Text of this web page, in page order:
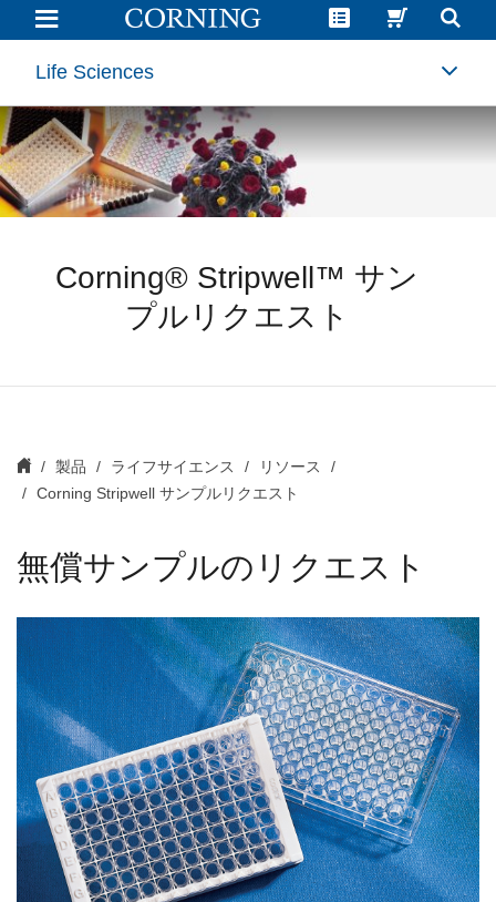
Corning®
Stripwell™
Strips
Microplates
Serological
Tests
Life Sciences
Corning® Stripwell™ サン
プルリクエスト
製品 ライフサイエンス
リソース
Corning Stripwell サンプルリクエスト
無償サンプルのリクエスト